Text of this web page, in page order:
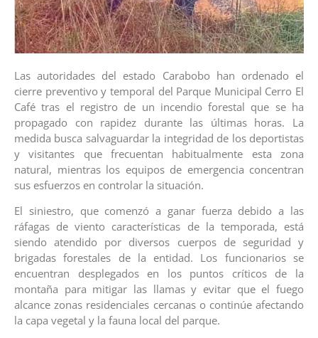
Las autoridades del estado Carabobo han ordenado el
cierre preventivo y temporal del Parque Municipal Cerro El
Café tras el registro de un incendio forestal que se ha
propagado con rapidez durante las últimas horas. La
medida busca salvaguardar la integridad de los deportistas
y visitantes que frecuentan habitualmente esta zona
natural, mientras los equipos de emergencia concentran
sus esfuerzos en controlar la situación.
El siniestro, que comenzó a ganar fuerza debido a las
ráfagas de viento características de la temporada, está
siendo atendido por diversos cuerpos de seguridad y
brigadas forestales de la entidad. Los funcionarios se
encuentran desplegados en los puntos críticos de la
montaña para mitigar las llamas y evitar que el fuego
alcance zonas residenciales cercanas o continúe afectando
la capa vegetal y la fauna local del parque.